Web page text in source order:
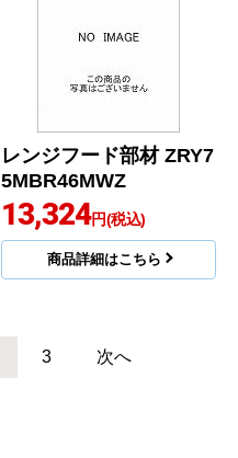
レンジフード部材 ZRY7
5MBR46MWZ
13,324円(税込)
商品詳細はこちら
3 次へ